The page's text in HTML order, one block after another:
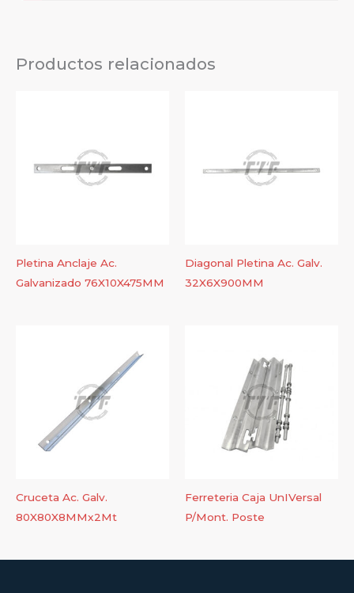
Productos relacionados
Pletina Anclaje Ac.
Galvanizado 76X10X475MM
Diagonal Pletina Ac. Galv.
32X6X900MM
Cruceta Ac. Galv.
80X80X8MMx2Mt
Ferreteria Caja UnIVersal
P/Mont. Poste